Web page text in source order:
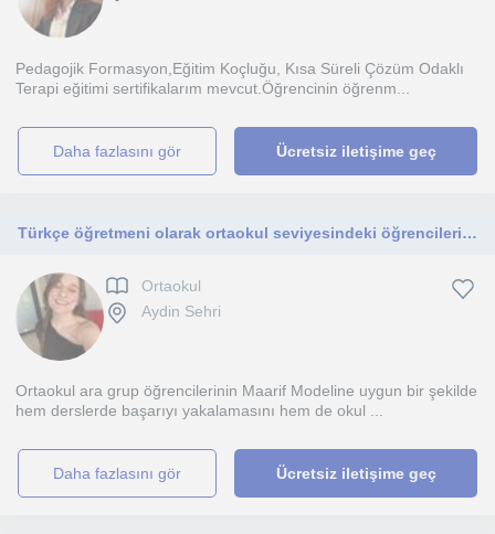
Pedagojik Formasyon,Eğitim Koçluğu, Kısa Süreli Çözüm Odaklı
Terapi eğitimi sertifikalarım mevcut.Öğrencinin öğrenm...
daha fazlasını gör Ücretsiz iletişime geç
Türkçe öğretmeni olarak ortaokul seviyesindeki öğrencileri hem okul sınavlarına hem de LGS’ye hazırlıyorum
Ortaokul
Aydin Sehri
Ortaokul ara grup öğrencilerinin Maarif Modeline uygun bir şekilde
hem derslerde başarıyı yakalamasını hem de okul ...
daha fazlasını gör Ücretsiz iletişime geç